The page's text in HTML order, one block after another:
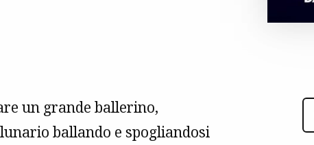
un grande ballerino,
ballando e spogliandosi